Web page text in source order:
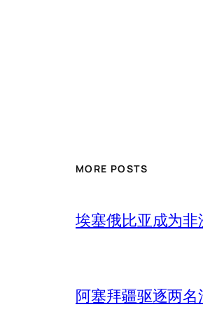
MORE POSTS
埃塞俄比亚成为
阿塞拜疆驱逐两